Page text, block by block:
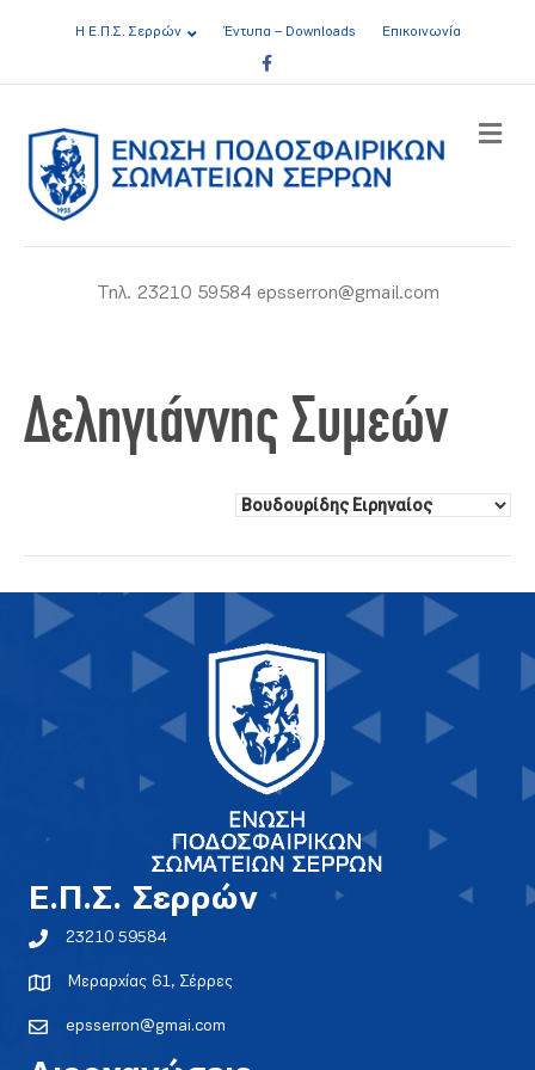
Η Ε.Π.Σ. Σερρών Έντυπα – Downloads
Επικοινωνία
Facebook
Τηλ. 23210 59584 epsserron@gmail.com
Δεληγιάννης Συμεών
E.Π.Σ. Σερρών
23210 59584
Μεραρχίας 61, Σέρρες
epsserron@gmai.com